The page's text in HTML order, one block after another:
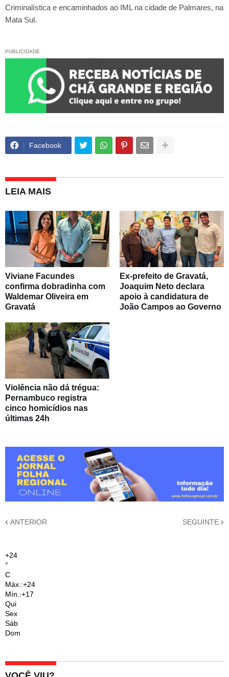
Criminalística e encaminhados ao IML na cidade de Palmares, na
Mata Sul.
PUBLICIDADE
Facebook
LEIA MAIS
Viviane Facundes
confirma dobradinha com
Waldemar Oliveira em
Gravatá
Ex-prefeito de Gravatá,
Joaquim Neto declara
apoio à candidatura de
João Campos ao Governo
Violência não dá trégua:
Pernambuco registra
cinco homicídios nas
últimas 24h
ANTERIOR SEGUINTE
+24
°
C
Máx.:+24
Mín.:+17
Qui
Sex
Sáb
Dom